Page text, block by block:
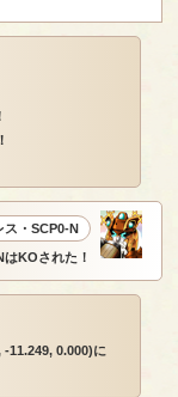
ス・SCP0-N
KOされた！
11.249, 0.000)に